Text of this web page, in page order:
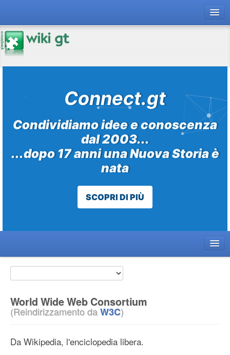
forum gt
magazine
Chi siamo
Connect.gt
Condividiamo idee e conoscenza
dal 2003...
...dopo 17 anni una Nuova Storia è
nata
SCOPRI DI PIÙ
Il Wiki GT
Voci
Citazioni
World Wide Web Consortium
(Reindirizzamento daW3C)
Da Wikipedia, l'enciclopedia libera.